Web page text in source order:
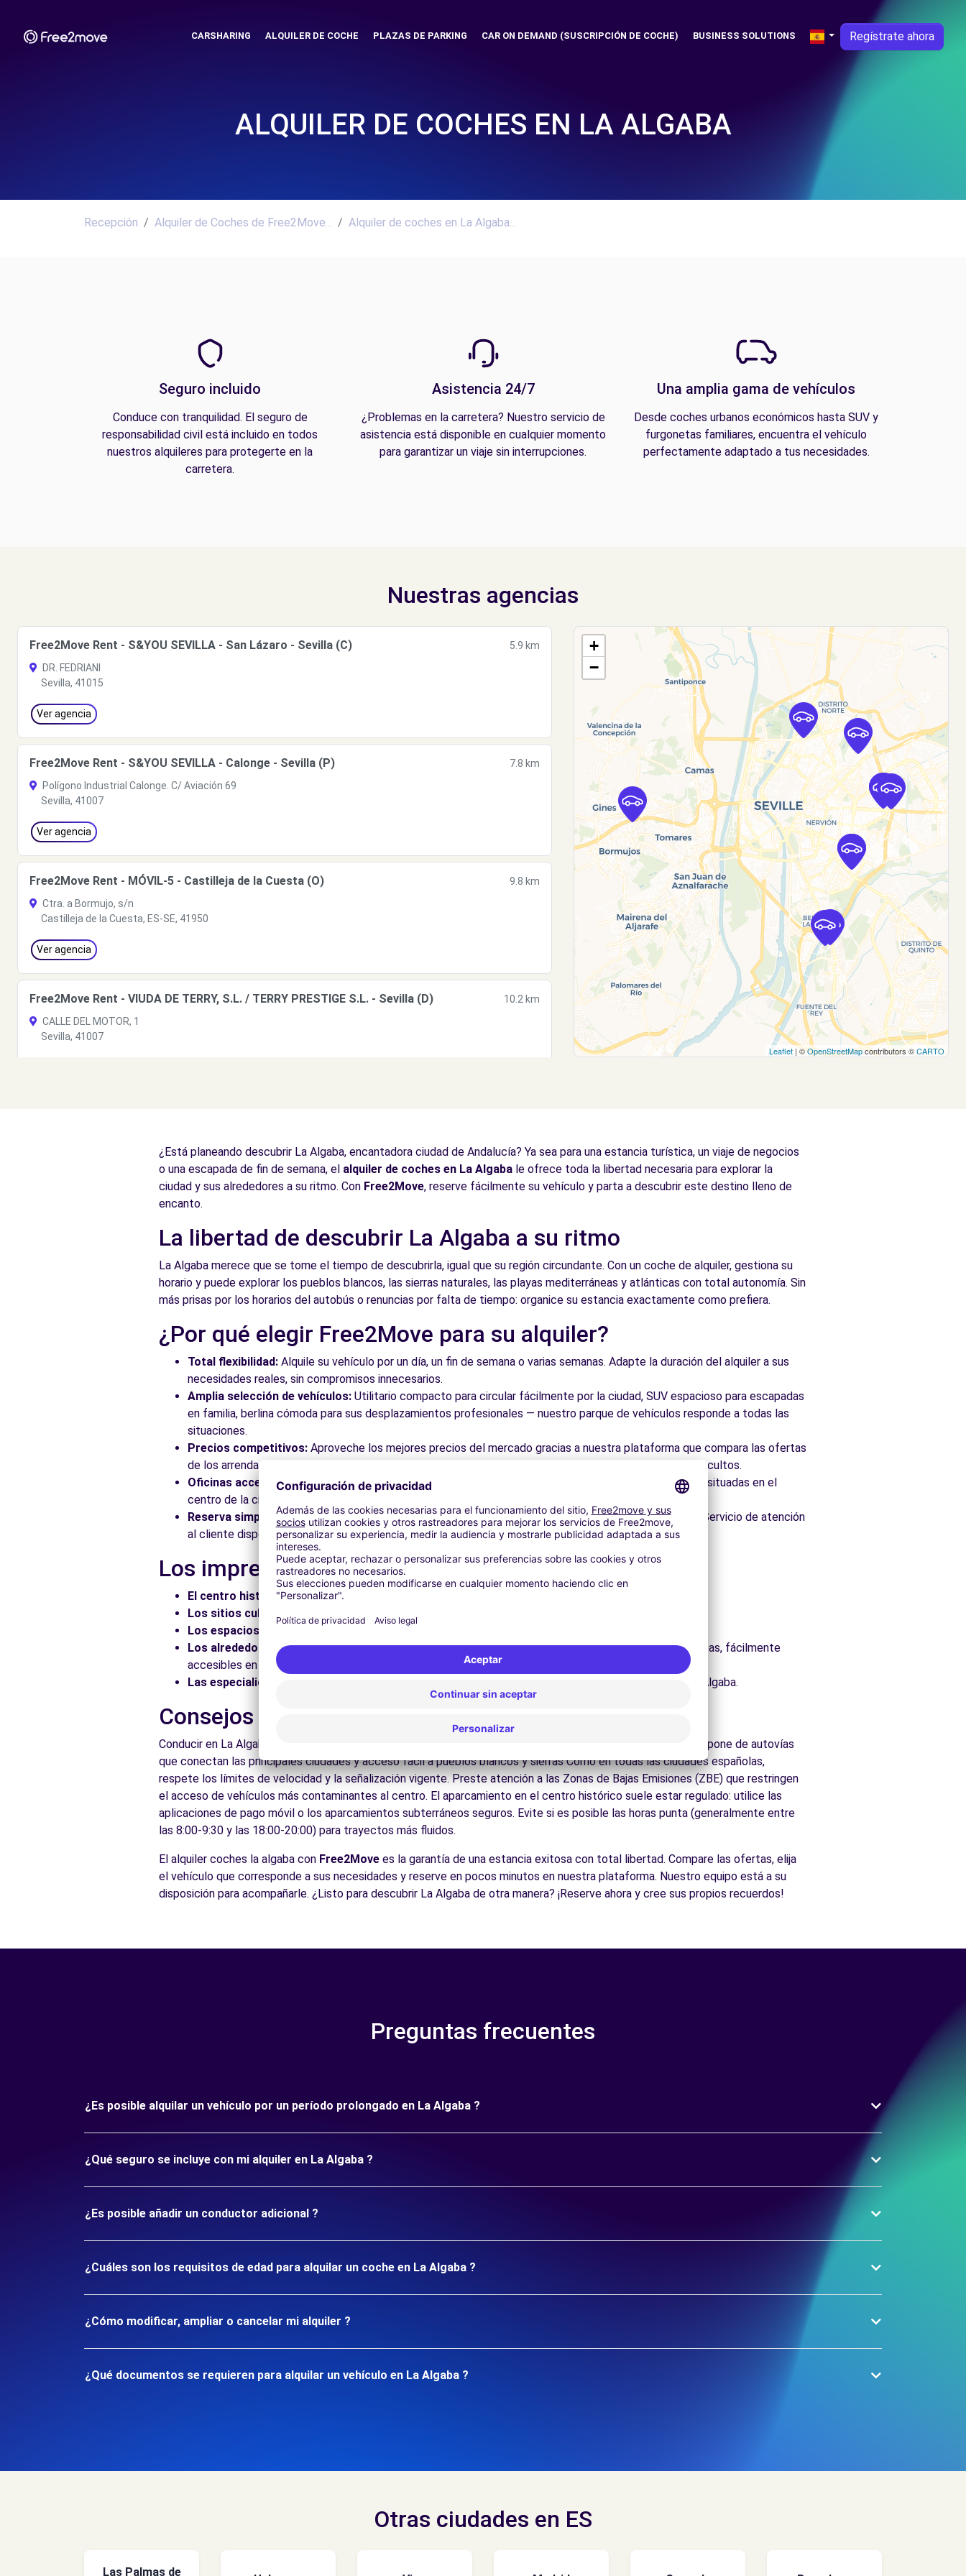
CARSHARING ALQUILER DE COCHE PLAZAS DE PARKING CAR ON DEMAND (SUSCRIPCIÓN DE COCHE) BUSINESS SOLUTIONS Regístrate ahora
ALQUILER DE COCHES EN LA ALGABA
Recepción Alquiler de Coches de Free2Move... Alquiler de coches en La Algaba...
Seguro incluido
Conduce con tranquilidad. El seguro de
responsabilidad civil está incluido en todos
nuestros alquileres para protegerte en la
carretera.
Asistencia 24/7
¿Problemas en la carretera? Nuestro servicio de
asistencia está disponible en cualquier momento
para garantizar un viaje sin interrupciones.
Una amplia gama de vehículos
Desde coches urbanos económicos hasta SUV y
furgonetas familiares, encuentra el vehículo
perfectamente adaptado a tus necesidades.
Nuestras agencias
Free2Move Rent - S&YOU SEVILLA - San Lázaro - Sevilla (C)
5.9 km
DR. FEDRIANI
Sevilla, 41015
Ver agencia
Free2Move Rent - S&YOU SEVILLA - Calonge - Sevilla (P)
7.8 km
Polígono Industrial Calonge. C/ Aviación 69
Sevilla, 41007
Ver agencia
Free2Move Rent - MÓVIL-5 - Castilleja de la Cuesta (O)
9.8 km
Ctra. a Bormujo, s/n
Castilleja de la Cuesta, ES-SE, 41950
Ver agencia
Free2Move Rent - VIUDA DE TERRY, S.L. / TERRY PRESTIGE S.L. - Sevilla (D)
10.2 km
CALLE DEL MOTOR, 1
Sevilla, 41007
Free2Move Rent - TERRYAUTO, S.L. - Sevilla (O)
10.5 km
Free2Move Rent - AUTOMARES, S.L. - Sevilla (P)
Free2Move Rent - AUTOMARES - Sevilla (C)
14.4 km
Free2Move Rent - AUTOMARES - Sevilla (O)
+
−
Leaflet | ©OpenStreetMapcontributors ©CARTO
¿Está planeando descubrir La Algaba, encantadora ciudad de Andalucía? Ya sea para una estancia turística, un viaje de negocios
o una escapada de fin de semana, el alquiler de coches en La Algaba le ofrece toda la libertad necesaria para explorar la
ciudad y sus alrededores a su ritmo. Con Free2Move, reserve fácilmente su vehículo y parta a descubrir este destino lleno de
encanto.
La libertad de descubrir La Algaba a su ritmo
La Algaba merece que se tome el tiempo de descubrirla, igual que su región circundante. Con un coche de alquiler, gestiona su
horario y puede explorar los pueblos blancos, las sierras naturales, las playas mediterráneas y atlánticas con total autonomía. Sin
más prisas por los horarios del autobús o renuncias por falta de tiempo: organice su estancia exactamente como prefiera.
¿Por qué elegir Free2Move para su alquiler?
Total flexibilidad: Alquile su vehículo por un día, un fin de semana o varias semanas. Adapte la duración del alquiler a sus
necesidades reales, sin compromisos innecesarios.
Amplia selección de vehículos: Utilitario compacto para circular fácilmente por la ciudad, SUV espacioso para escapadas
en familia, berlina cómoda para sus desplazamientos profesionales — nuestro parque de vehículos responde a todas las
situaciones.
Precios competitivos: Aproveche los mejores precios del mercado gracias a nuestra plataforma que compara las ofertas
de los arrendadores asociados. Reserve en línea en pocos clics con precios transparentes, sin cargos ocultos.
Oficinas accesibles:Recoja su vehículo en una de nuestras numerosas oficinas asociadas, idealmente situadas en el
centro de la ciudad, en estaciones o cerca de los aeropuertos.
Reserva simplificada:Nuestra plataforma intuitiva le permite reservar su vehículo en pocos minutos. Servicio de atención
al cliente disponible para responder a todas sus preguntas.
Los imprescindibles de La Algaba y alrededores
El centro histórico:Pasee por las calles del casco antiguo y descubra su patrimonio arquitectónico.
Los sitios culturales:
Los espacios naturales:
Disfrute de los parques y jardines para un descanso en plena naturaleza.
Los alrededores:Explore los pueblos blancos, las sierras naturales, las playas mediterráneas y atlánticas, fácilmente
accesibles en coche.
Las especialidades locales:
Descubra la gastronomía regional en los restaurantes y mercados de La Algaba.
Consejos prácticos para conducir en La Algaba
Conducir en La Algaba es accesible para todos los conductores con algunos consejos prácticos. la región dispone de autovías
que conectan las principales ciudades y acceso fácil a pueblos blancos y sierras Como en todas las ciudades españolas,
respete los límites de velocidad y la señalización vigente. Preste atención a las Zonas de Bajas Emisiones (ZBE) que restringen
el acceso de vehículos más contaminantes al centro. El aparcamiento en el centro histórico suele estar regulado: utilice las
aplicaciones de pago móvil o los aparcamientos subterráneos seguros. Evite si es posible las horas punta (generalmente entre
las 8:00-9:30 y las 18:00-20:00) para trayectos más fluidos.
El alquiler coches la algaba con Free2Move es la garantía de una estancia exitosa con total libertad. Compare las ofertas, elija
el vehículo que corresponde a sus necesidades y reserve en pocos minutos en nuestra plataforma. Nuestro equipo está a su
disposición para acompañarle. ¿Listo para descubrir La Algaba de otra manera? ¡Reserve ahora y cree sus propios recuerdos!
Preguntas frecuentes
¿Es posible alquilar un vehículo por un período prolongado en La Algaba ?
¿Qué seguro se incluye con mi alquiler en La Algaba ?
¿Es posible añadir un conductor adicional ?
¿Cuáles son los requisitos de edad para alquilar un coche en La Algaba ?
¿Cómo modificar, ampliar o cancelar mi alquiler ?
¿Qué documentos se requieren para alquilar un vehículo en La Algaba ?
Otras ciudades en ES
Las Palmas de